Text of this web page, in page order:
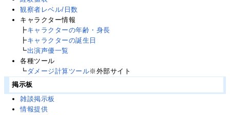
観察者レベル/日数
キャラクター情報
┣キャラクターの年齢・身長
┣キャラクターの誕生日
┗出演声優一覧
各種ツール
┗ダメージ計算ツール※外部サイト
掲示板
雑談掲示板
情報提供